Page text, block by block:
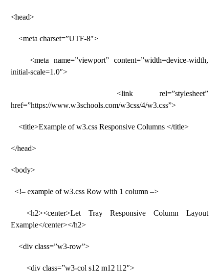
<head>
<meta charset=”UTF-8″>
<meta name=”viewport” content=”width=device-width,
initial-scale=1.0″>
<link rel=”stylesheet”
href=”https://www.w3schools.com/w3css/4/w3.css”>
<title>Example of w3.css Responsive Columns </title>
</head>
<body>
<!– example of w3.css Row with 1 column –>
<h2><center>Let Tray Responsive Column Layout
Example</center></h2>
<div class=”w3-row”>
<div class=”w3-col s12 m12 l12″>